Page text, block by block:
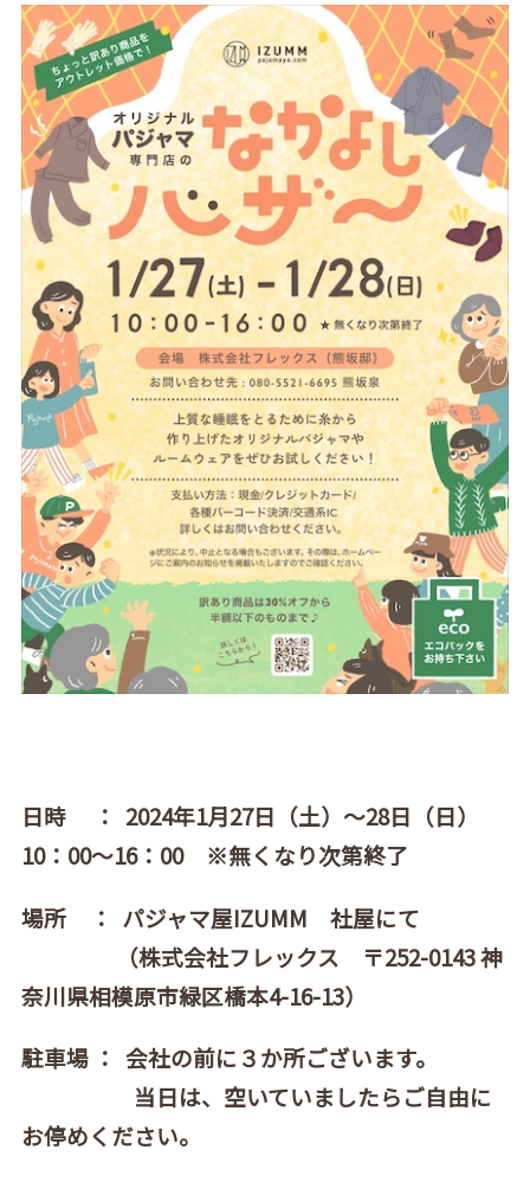
日時 ： 2024年1月27日（土）～28日（日）
10：00～16：00 ※無くなり次第終了
場所 ： パジャマ屋IZUMM 社屋にて
（株式会社フレックス 〒252-0143 神
奈川県相模原市緑区橋本4-16-13）
駐車場 ： 会社の前に３か所ございます。
当日は、空いていましたらご自由に
お停めください。